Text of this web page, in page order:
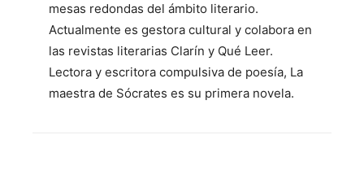
mesas redondas del ámbito literario.
Actualmente es gestora cultural y colabora en
las revistas literarias Clarín y Qué Leer.
Lectora y escritora compulsiva de poesía, La
maestra de Sócrates es su primera novela.